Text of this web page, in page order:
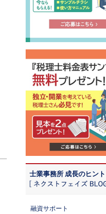
士業事務所 成長のヒント
融資サポート